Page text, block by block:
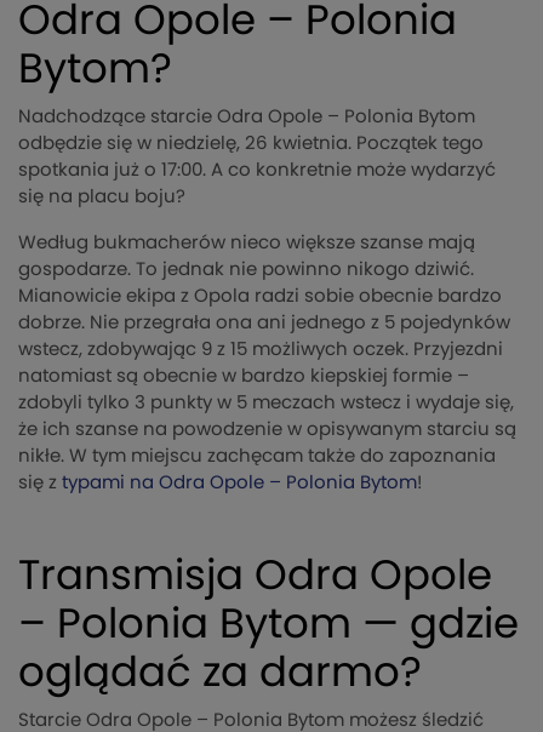
Odra Opole – Polonia
Bytom?
Nadchodzące starcie Odra Opole – Polonia Bytom
odbędzie się w niedzielę, 26 kwietnia. Początek tego
spotkania już o 17:00. A co konkretnie może wydarzyć
się na placu boju?
Według bukmacherów nieco większe szanse mają
gospodarze. To jednak nie powinno nikogo dziwić.
Mianowicie ekipa z Opola radzi sobie obecnie bardzo
dobrze. Nie przegrała ona ani jednego z 5 pojedynków
wstecz, zdobywając 9 z 15 możliwych oczek. Przyjezdni
natomiast są obecnie w bardzo kiepskiej formie –
zdobyli tylko 3 punkty w 5 meczach wstecz i wydaje się,
że ich szanse na powodzenie w opisywanym starciu są
nikłe. W tym miejscu zachęcam także do zapoznania
się z typami na Odra Opole – Polonia Bytom!
Transmisja Odra Opole
– Polonia Bytom — gdzie
oglądać za darmo?
Starcie Odra Opole – Polonia Bytom możesz śledzić